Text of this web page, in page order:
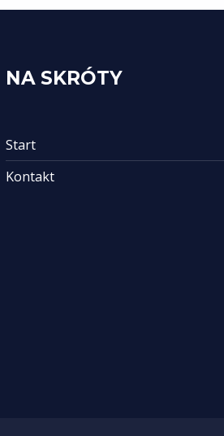
NA SKRÓTY
Start
Kontakt